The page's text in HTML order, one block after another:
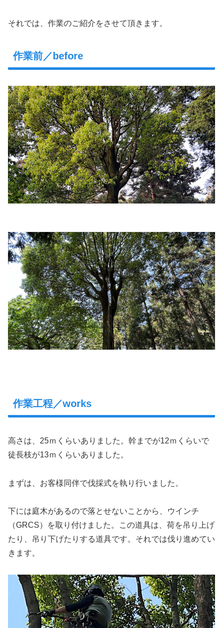
それでは、作業のご紹介をさせて頂きます。
作業前／before
作業工程／works
高さは、25ｍくらいありました。幹までが12ｍくらいで
徒長枝が13ｍくらいありました。
まずは、お客様同伴で伐採式を執り行いました。
下には庭木があるので落とせないことから、ウインチ
（GRCS）を取り付けました。この道具は、荷を吊り上げ
たり、吊り下げたりする道具です。それでは伐り進めてい
きます。